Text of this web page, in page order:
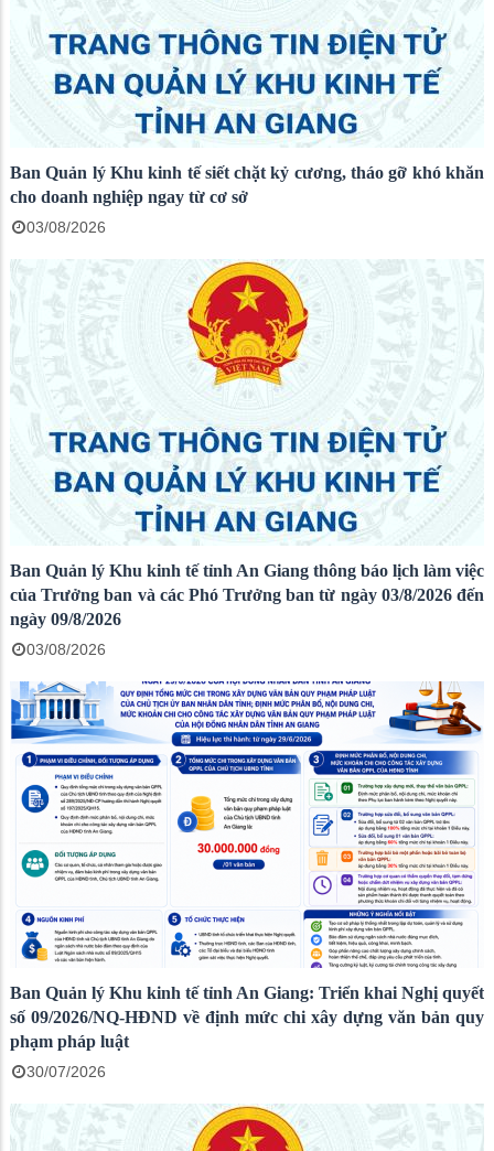
Ban Quản lý Khu kinh tế siết chặt kỷ cương, tháo gỡ khó khăn
cho doanh nghiệp ngay từ cơ sở
03/08/2026
Ban Quản lý Khu kinh tế tỉnh An Giang thông báo lịch làm việc
của Trưởng ban và các Phó Trưởng ban từ ngày 03/8/2026 đến
ngày 09/8/2026
03/08/2026
Ban Quản lý Khu kinh tế tỉnh An Giang: Triển khai Nghị quyết
số 09/2026/NQ-HĐND về định mức chi xây dựng văn bản quy
phạm pháp luật
30/07/2026